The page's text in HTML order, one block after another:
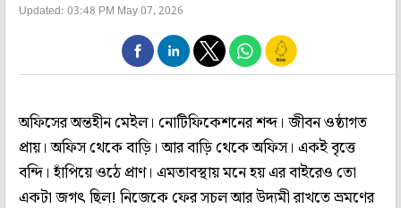
Updated: 03:48 PM May 07, 2026
অফিসের অন্তহীন মেইল। নোটিফিকেশনের শব্দ। জীবন ওষ্ঠাগত
প্রায়। অফিস থেকে বাড়ি। আর বাড়ি থেকে অফিস। একই বৃত্তে
বন্দি। হাঁপিয়ে ওঠে প্রাণ। এমতাবস্থায় মনে হয় এর বাইরেও তো
একটা জগৎ ছিল! নিজেকে ফের সচল আর উদ্যমী রাখতে ভ্রমণের